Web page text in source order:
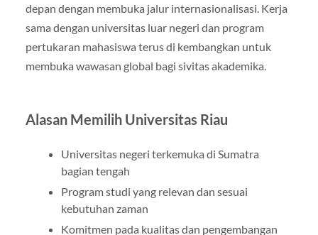
depan dengan membuka jalur internasionalisasi. Kerja
sama dengan universitas luar negeri dan program
pertukaran mahasiswa terus di kembangkan untuk
membuka wawasan global bagi sivitas akademika.
Alasan Memilih Universitas Riau
Universitas negeri terkemuka di Sumatra
bagian tengah
Program studi yang relevan dan sesuai
kebutuhan zaman
Komitmen pada kualitas dan pengembangan